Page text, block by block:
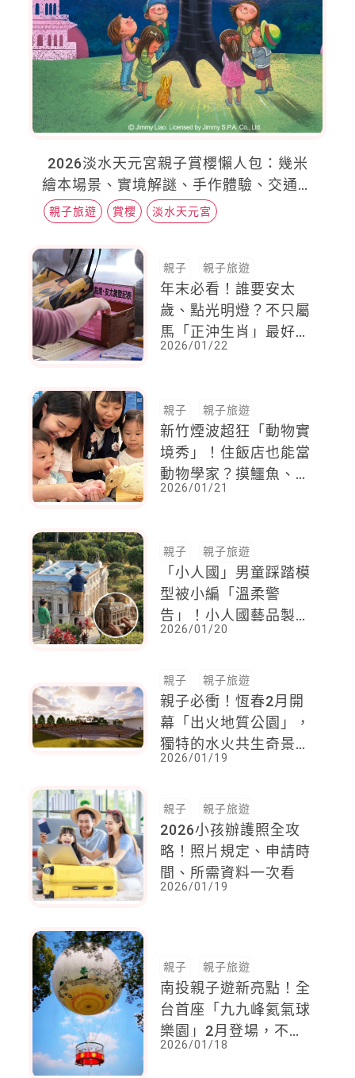
2026淡水天元宮親子賞櫻懶人包：幾米
繪本場景、實境解謎、手作體驗、交通動
線一次掌握
親子旅遊 賞櫻 淡水天元宮
親子 親子旅遊
年末必看！誰要安太
歲、點光明燈？不只屬
馬「正沖生肖」最好也
要，一次看懂方法、流
2026/01/22
親子 親子旅遊
新竹煙波超狂「動物實
境秀」！住飯店也能當
動物學家？摸鱷魚、找
線索、吃和牛，CP值
2026/01/21
親子 親子旅遊
「小人國」男童踩踏模
型被小編「溫柔警
告」！小人國藝品製作
耗時需多久？3步驟教
2026/01/20
親子 親子旅遊
親子必衝！恆春2月開
幕「出火地質公園」，
獨特的水火共生奇景，
讓全家南台灣出遊白天
2026/01/19
親子 親子旅遊
2026小孩辦護照全攻
略！照片規定、申請時
間、所需資料一次看
2026/01/19
親子 親子旅遊
南投親子遊新亮點！全
台首座「九九峰氦氣球
樂園」2月登場，不必
遠赴國外，就能帶孩子
2026/01/18